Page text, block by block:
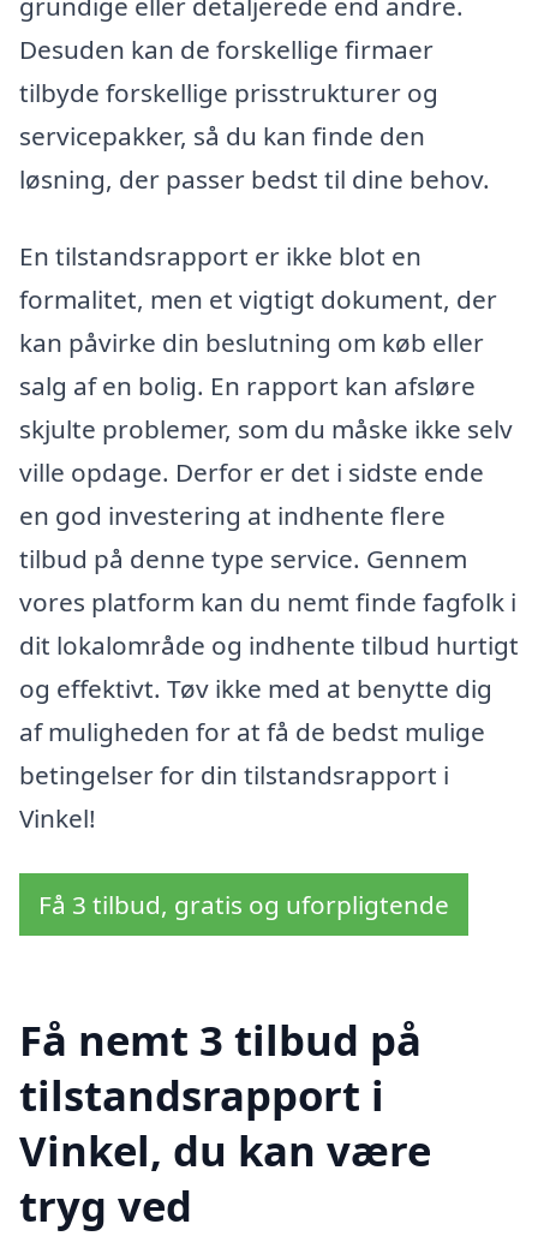
Desuden kan de forskellige firmaer
tilbyde forskellige prisstrukturer og
servicepakker, så du kan finde den
løsning, der passer bedst til dine behov.
En tilstandsrapport er ikke blot en
formalitet, men et vigtigt dokument, der
kan påvirke din beslutning om køb eller
salg af en bolig. En rapport kan afsløre
skjulte problemer, som du måske ikke selv
ville opdage. Derfor er det i sidste ende
en god investering at indhente flere
tilbud på denne type service. Gennem
vores platform kan du nemt finde fagfolk i
dit lokalområde og indhente tilbud hurtigt
og effektivt. Tøv ikke med at benytte dig
af muligheden for at få de bedst mulige
betingelser for din tilstandsrapport i
Vinkel!
Få 3 tilbud, gratis og uforpligtende
Få nemt 3 tilbud på
tilstandsrapport i
Vinkel, du kan være
tryg ved